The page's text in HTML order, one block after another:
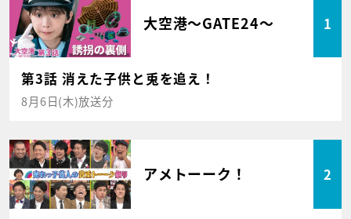
大空港～GATE24～ 1
第3話 消えた子供と兎を追え！
8月6日(木)放送分
アメトーーク！ 2